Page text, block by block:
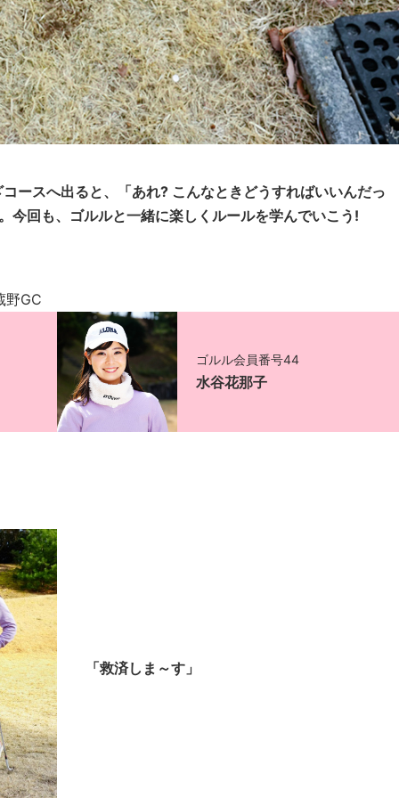
ースへ出ると、「あれ? こんなときどうすればいいんだっ
回も、ゴルルと一緒に楽しくルールを学んでいこう!
GC
ゴルル会員番号44
水谷花那子
「救済しま～す」